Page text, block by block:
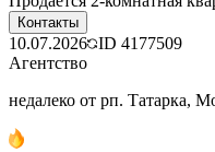
Контакты
10.07.2026 ID 4177509
Агентство
недалеко от рп. Татарка,